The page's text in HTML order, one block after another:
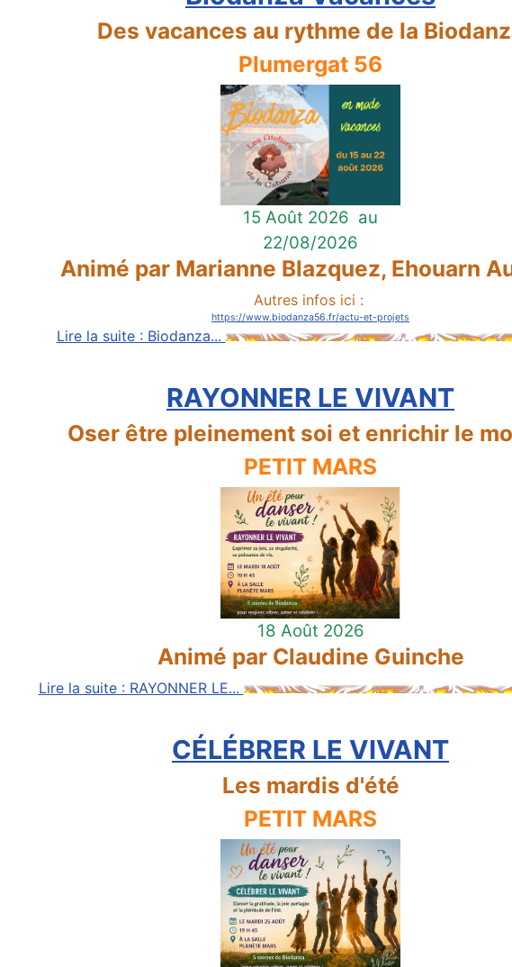
Des vacances au rythme de la
Plumergat 56
15 Août 2026 au
22/08/2026
Animé par Marianne Blazquez, Ehouarn
Autres infos ici :
https://www.biodanza56.fr/actu-et-projets
Lire la suite : Biodanza...
RAYONNER LE VIVANT
Oser être pleinement soi et enrichir le
PETIT MARS
18 Août 2026
Animé par Claudine Guinche
Lire la suite : RAYONNER LE...
CÉLÉBRER LE VIVANT
Les mardis d'été
PETIT MARS